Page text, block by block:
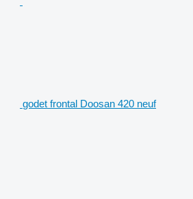
godet frontal Doosan 420 neuf